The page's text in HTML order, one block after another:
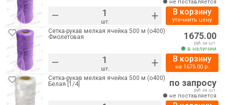
– шт. +
не поставляется
В корзину
уточнить цену
Сетка-рукав мелкая ячейка 500 м (о400)
Фиолетовая
– шт. +
1675.00
руб. за шт.
в наличии
В корзину
на 1675.00р.
Сетка-рукав мелкая ячейка 500 м (о400)
Белая [1/4]
по запросу
руб. за шт.
не поставляется